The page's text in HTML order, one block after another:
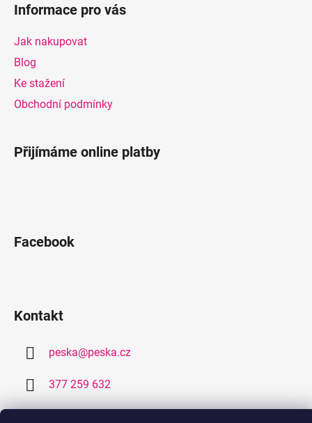
Informace pro vás
Jak nakupovat
Blog
Ke stažení
Obchodní podmínky
Přijímáme online platby
Facebook
Kontakt
peska@peska.cz
377 259 632